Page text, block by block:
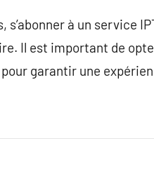
s’abonner à un service
Il est important de
pour garantir une